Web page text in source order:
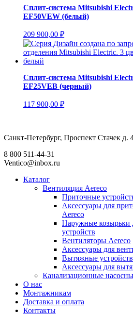
Сплит-система Mitsubishi
EF50VEW (белый)
209 900,00 ₽
Сплит-система Mitsubishi
EF25VEB (черный)
117 900,00 ₽
Санкт-Петербург, Проспект Стачек д.
8 800 511-44-31
Ventico@inbox.ru
Каталог
Вентиляция Aereco
Приточные
Аксессуары для
Aereco
Наружные козырьки
устройств
Вентиляторы Aereco
Аксессуары для
Вытяжные
Аксессуары для
Канализационные
О нас
Монтажникам
Доставка и оплата
Контакты